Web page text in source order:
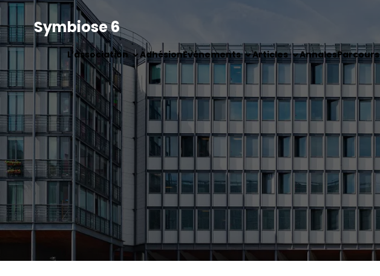
Symbiose 6
L’association AdhésionEvénements Articles AnnalesParcours